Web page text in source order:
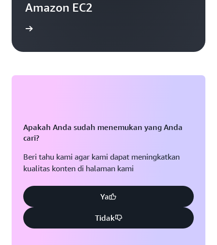
Amazon EC2
Apakah Anda sudah menemukan yang Anda
cari?
Beri tahu kami agar kami dapat meningkatkan
kualitas konten di halaman kami
Ya
Tidak